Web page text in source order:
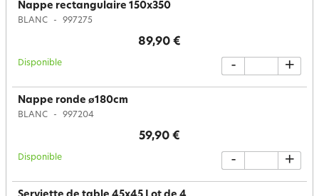
Nappe rectangulaire 150x350
BLANC 997275
89,90 €
Disponible - +
Nappe ronde ø180cm
BLANC 997204
59,90 €
Disponible - +